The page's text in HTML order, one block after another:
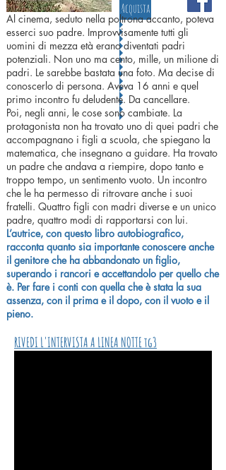
Acquista
Al cinema, seduto nella poltrona accanto, poteva
esserci suo padre. Improvvisamente tutti gli
uomini di mezza età erano diventati padri
potenziali. Non uno ma cento, mille, un milione di
padri. Le sarebbe bastata una foto. Ma decise di
conoscerlo di persona. Aveva 16 anni e quel
primo incontro fu deludente. Da cancellare.
Poi, negli anni, le cose sono cambiate. La
protagonista non ha trovato uno di quei padri che
accompagnano i figli a scuola, che spiegano la
matematica, che insegnano a guidare. Ha trovato
un padre che andava a riempire, dopo tanto e
troppo tempo, un sentimento vuoto. Un incontro
che le ha permesso di ritrovare anche i suoi
fratelli. Quattro figli con madri diverse e un unico
padre, quattro modi di rapportarsi con lui.
L’autrice, con questo libro autobiografico,
racconta quanto sia importante conoscere anche
il genitore che ha abbandonato un figlio,
superando i rancori e accettandolo per quello che
è. Per fare i conti con quella che è stata la sua
assenza, con il prima e il dopo, con il vuoto e il
pieno.
RIVEDI L'INTERVISTA A LINEA NOTTE tg3